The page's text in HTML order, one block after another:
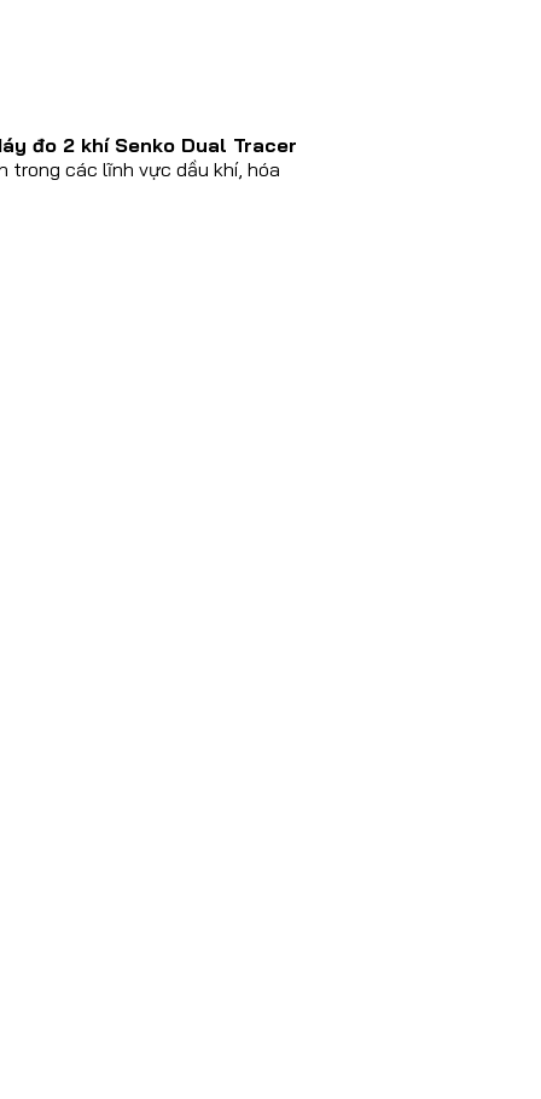
đo 2 khí Senko Dual Tracer
trong các lĩnh vực dầu khí, hóa